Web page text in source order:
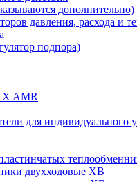
дополнительно)
давления, расхода и
подпора)
X AMR
для индивидуального
двухходовые XB